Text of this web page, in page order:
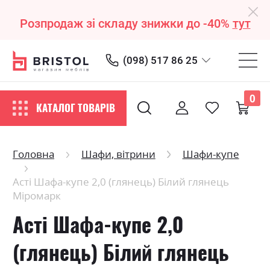
Розпродаж зі складу знижки до -40% тут
(098) 517 86 25
КАТАЛОГ ТОВАРІВ
0
Головна Шафи, вітрини
Шафи-купе
Асті Шафа-купе 2,0 (глянець) Білий глянець
Міромарк
Асті Шафа-купе 2,0
(глянець) Білий глянець